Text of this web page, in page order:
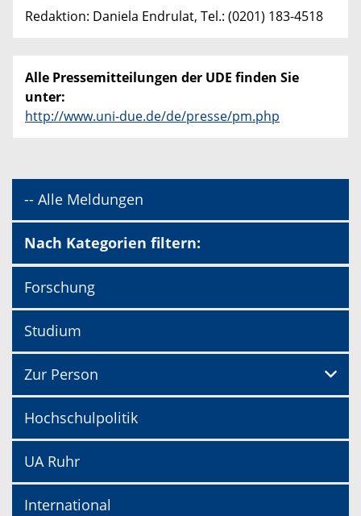
Redaktion: Daniela Endrulat, Tel.: (0201) 183-4518
Alle Pressemitteilungen der UDE finden Sie
unter:
http://www.uni-due.de/de/presse/pm.php
-- Alle Meldungen
Nach Kategorien filtern:
Forschung
Studium
Zur Person
Hochschulpolitik
UA Ruhr
International